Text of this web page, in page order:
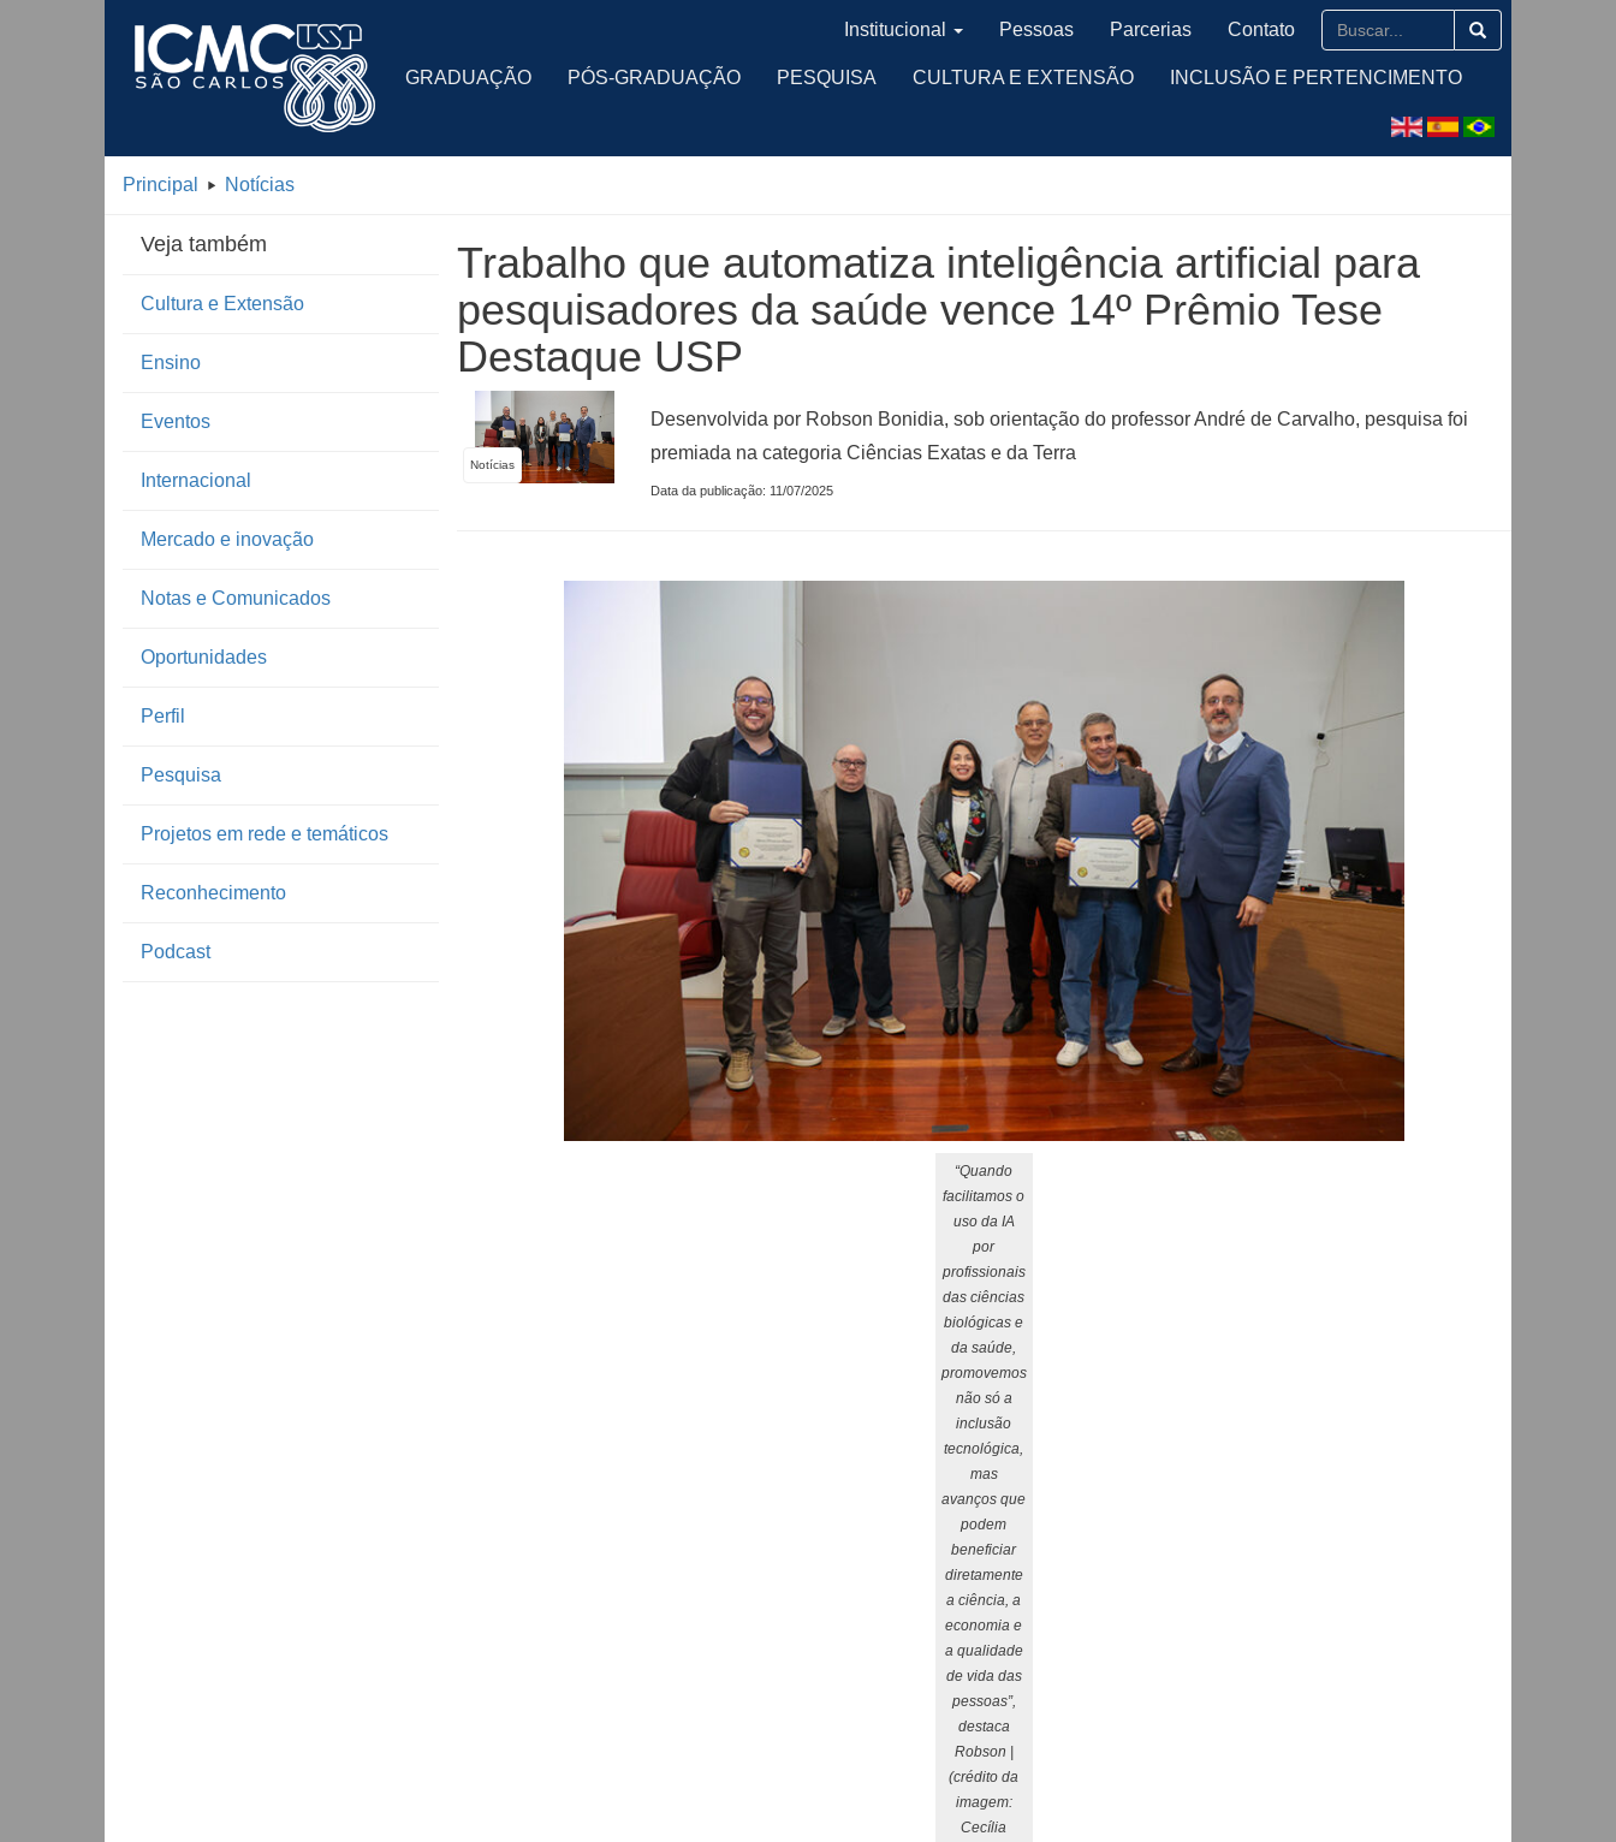
GRADUAÇÃO PÓS-GRADUAÇÃO PESQUISA CULTURA E EXTENSÃO INCLUSÃO E PERTENCIMENTO
Institucional Pessoas Parcerias Contato
Principal Notícias
Veja também
Cultura e Extensão
Ensino
Eventos
Internacional
Mercado e inovação
Notas e Comunicados
Oportunidades
Perfil
Pesquisa
Projetos em rede e temáticos
Reconhecimento
Podcast
Trabalho que automatiza inteligência artificial para
pesquisadores da saúde vence 14º Prêmio Tese
Destaque USP
Notícias
Desenvolvida por Robson Bonidia, sob orientação do professor André de Carvalho, pesquisa foi
premiada na categoria Ciências Exatas e da Terra
Data da publicação: 11/07/2025
“Quando
facilitamos o
uso da IA
por
profissionais
das ciências
biológicas e
da saúde,
promovemos
não só a
inclusão
tecnológica,
mas
avanços que
podem
beneficiar
diretamente
a ciência, a
economia e
a qualidade
de vida das
pessoas”,
destaca
Robson |
(crédito da
imagem:
Cecília